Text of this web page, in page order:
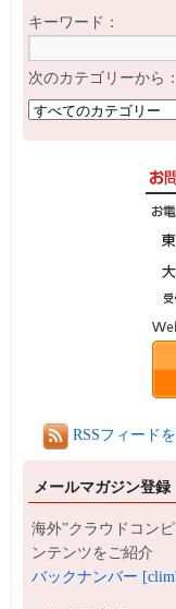
キーワード：
次のカテゴリーから：
RSSフィード
メールマガジン登録
海外”クラウドコン
ンテンツをご紹介
バックナンバー